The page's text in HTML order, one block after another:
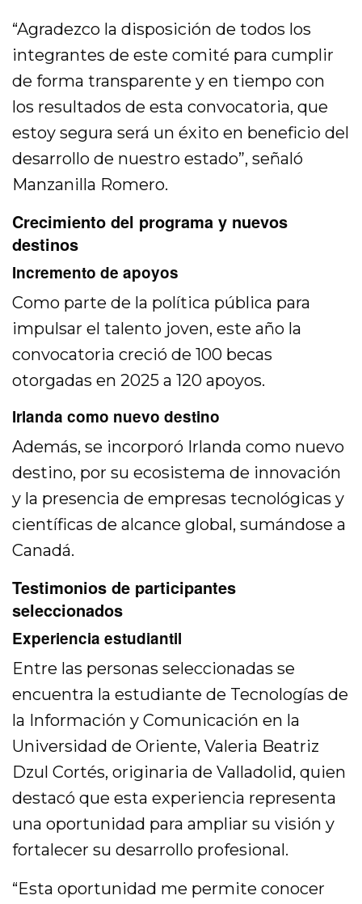
“Agradezco la disposición de todos los
integrantes de este comité para cumplir
de forma transparente y en tiempo con
los resultados de esta convocatoria, que
estoy segura será un éxito en beneficio del
desarrollo de nuestro estado”, señaló
Manzanilla Romero.
Crecimiento del programa y nuevos
destinos
Incremento de apoyos
Como parte de la política pública para
impulsar el talento joven, este año la
convocatoria creció de 100 becas
otorgadas en 2025 a 120 apoyos.
Irlanda como nuevo destino
Además, se incorporó Irlanda como nuevo
destino, por su ecosistema de innovación
y la presencia de empresas tecnológicas y
científicas de alcance global, sumándose a
Canadá.
Testimonios de participantes
seleccionados
Experiencia estudiantil
Entre las personas seleccionadas se
encuentra la estudiante de Tecnologías de
la Información y Comunicación en la
Universidad de Oriente, Valeria Beatriz
Dzul Cortés, originaria de Valladolid, quien
destacó que esta experiencia representa
una oportunidad para ampliar su visión y
fortalecer su desarrollo profesional.
“Esta oportunidad me permite conocer